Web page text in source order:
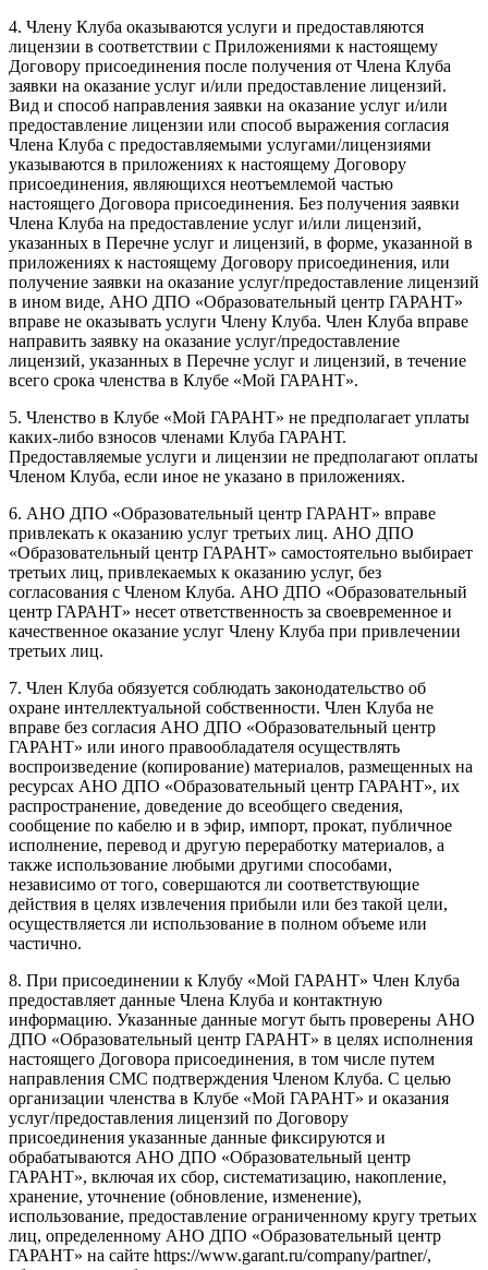
4. Члену Клуба оказываются услуги и предоставляются
лицензии в соответствии с Приложениями к настоящему
Договору присоединения после получения от Члена Клуба
заявки на оказание услуг и/или предоставление лицензий.
Вид и способ направления заявки на оказание услуг и/или
предоставление лицензии или способ выражения согласия
Члена Клуба с предоставляемыми услугами/лицензиями
указываются в приложениях к настоящему Договору
присоединения, являющихся неотъемлемой частью
настоящего Договора присоединения. Без получения заявки
Члена Клуба на предоставление услуг и/или лицензий,
указанных в Перечне услуг и лицензий, в форме, указанной в
приложениях к настоящему Договору присоединения, или
получение заявки на оказание услуг/предоставление лицензий
в ином виде, АНО ДПО «Образовательный центр ГАРАНТ»
вправе не оказывать услуги Члену Клуба. Член Клуба вправе
направить заявку на оказание услуг/предоставление
лицензий, указанных в Перечне услуг и лицензий, в течение
всего срока членства в Клубе «Мой ГАРАНТ».
5. Членство в Клубе «Мой ГАРАНТ» не предполагает уплаты
каких-либо взносов членами Клуба ГАРАНТ.
Предоставляемые услуги и лицензии не предполагают оплаты
Членом Клуба, если иное не указано в приложениях.
6. АНО ДПО «Образовательный центр ГАРАНТ» вправе
привлекать к оказанию услуг третьих лиц. АНО ДПО
«Образовательный центр ГАРАНТ» самостоятельно выбирает
третьих лиц, привлекаемых к оказанию услуг, без
согласования с Членом Клуба. АНО ДПО «Образовательный
центр ГАРАНТ» несет ответственность за своевременное и
качественное оказание услуг Члену Клуба при привлечении
третьих лиц.
7. Член Клуба обязуется соблюдать законодательство об
охране интеллектуальной собственности. Член Клуба не
вправе без согласия АНО ДПО «Образовательный центр
ГАРАНТ» или иного правообладателя осуществлять
воспроизведение (копирование) материалов, размещенных на
ресурсах АНО ДПО «Образовательный центр ГАРАНТ», их
распространение, доведение до всеобщего сведения,
сообщение по кабелю и в эфир, импорт, прокат, публичное
исполнение, перевод и другую переработку материалов, а
также использование любыми другими способами,
независимо от того, совершаются ли соответствующие
действия в целях извлечения прибыли или без такой цели,
осуществляется ли использование в полном объеме или
частично.
8. При присоединении к Клубу «Мой ГАРАНТ» Член Клуба
предоставляет данные Члена Клуба и контактную
информацию. Указанные данные могут быть проверены АНО
ДПО «Образовательный центр ГАРАНТ» в целях исполнения
настоящего Договора присоединения, в том числе путем
направления СМС подтверждения Членом Клуба. С целью
организации членства в Клубе «Мой ГАРАНТ» и оказания
услуг/предоставления лицензий по Договору
присоединения указанные данные фиксируются и
обрабатываются АНО ДПО «Образовательный центр
ГАРАНТ», включая их сбор, систематизацию, накопление,
хранение, уточнение (обновление, изменение),
использование, предоставление ограниченному кругу третьих
лиц, определенному АНО ДПО «Образовательный центр
ГАРАНТ» на сайте https://www.garant.ru/company/partner/,